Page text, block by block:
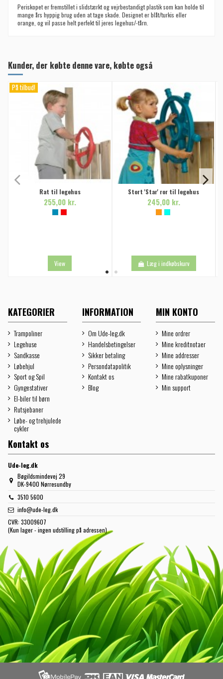
Periskopet er fremstillet i slidstærkt og vejrbestandigt plastik som kan holde til
mange års hyppig brug uden at tage skade. Designet er blåt/turkis eller
orange, og vil passe helt perfekt til jeres legehus/-tårn.
Kunder, der købte denne vare, købte også
På tilbud!
Rat til legehus
255,00 kr.
View
Stort 'Star' ror til legehus
245,00 kr.
Læg i indkøbskurv
KATEGORIER
Trampoliner
Legehuse
Sandkasse
Løbehjul
Sport og Spil
Gyngestativer
El-biler til børn
Rutsjebaner
Løbe- og trehjulede
cykler
INFORMATION
Om Ude-leg.dk
Handelsbetingelser
Sikker betaling
Persondatapolitik
Kontakt os
Blog
MIN KONTO
Mine ordrer
Mine kreditnotaer
Mine addresser
Mine oplysninger
Mine rabatkuponer
Min support
Kontakt os
Ude-leg.dk
Bøgildsmindevej 29
DK-9400 Nørresundby
3510 5600
info@ude-leg.dk
CVR: 33009607
(Kun lager - ingen udstilling på adressen)